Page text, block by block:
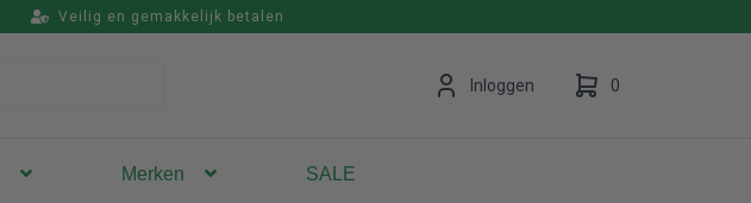
Veilig en gemakkelijk betalen
Inloggen 0
Merken SALE